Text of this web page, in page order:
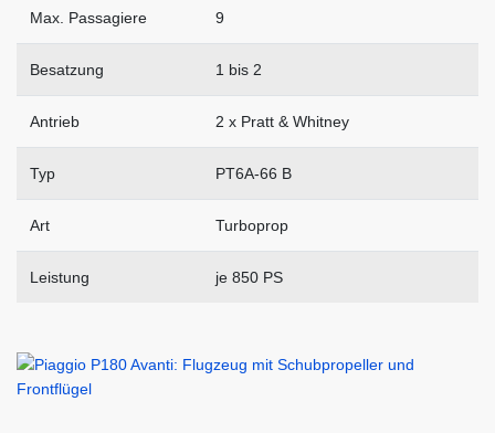
Max. Passagiere 9
Besatzung 1 bis 2
Antrieb 2 x Pratt & Whitney
Typ PT6A-66 B
Art Turboprop
Leistung je 850 PS